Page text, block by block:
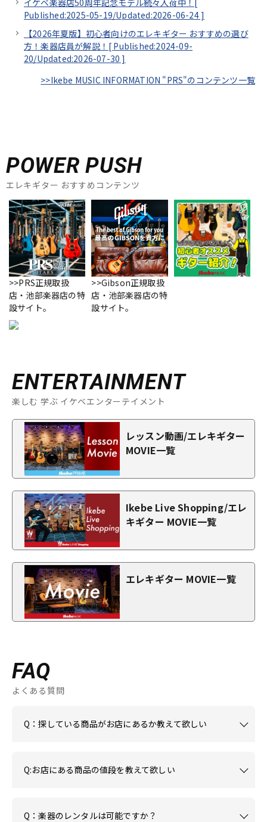
イケベ楽器店50周年記念モデル続々入荷中！[
Published:2025-05-19/Updated:2026-06-24]
【2026年夏版】初心者向けのエレキギター おすすめの選び
方！楽器店員が解説！[ Published:2024-09-
20/Updated:2026-07-30 ]
>>Ikebe MUSIC INFORMATION "PRS"のコンテンツ一覧
POWER PUSH
エレキギター おすすめコンテンツ
>>PRS正規取扱
店・池部楽器店の特
設サイト。
>>Gibson正規取扱
店・池部楽器店の特
設サイト。
ENTERTAINMENT
楽しむ 学ぶ イケベエンターテイメント
レッスン動画/エレキギター
MOVIE一覧
Ikebe Live Shopping/エレ
キギター MOVIE一覧
エレキギター MOVIE一覧
FAQ
よくある質問
Q：探している商品がお店にあるか教えて欲しい
Q:お店にある商品の値段を教えて欲しい
Q：楽器のレンタルは可能ですか？